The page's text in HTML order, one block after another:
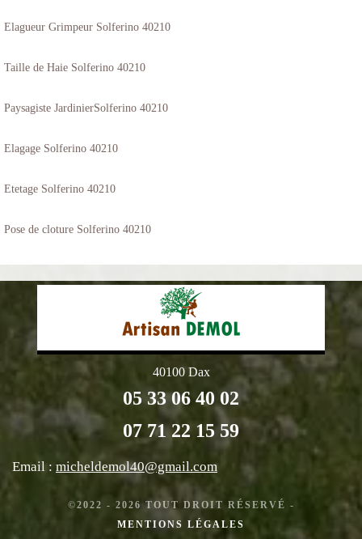
Elagueur Grimpeur Solferino 40210
Taille de Haie Solferino 40210
Paysagiste JardinierSolferino 40210
Elagage Solferino 40210
Etetage Solferino 40210
Pose de cloture Solferino 40210
40100 Dax
05 33 06 40 02
07 71 22 15 59
Email : micheldemol40@gmail.com
©2022 - 2026 TOUT DROIT RÉSERVÉ -
MENTIONS LÉGALES